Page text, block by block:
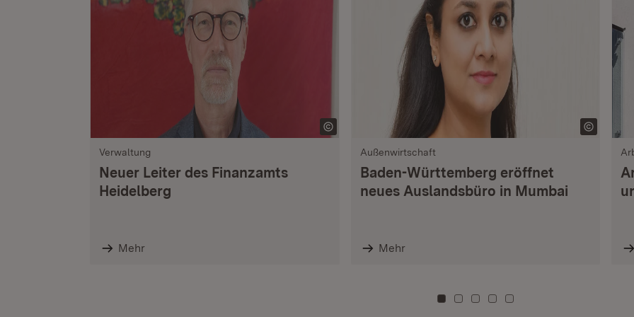
Verwaltung
Neuer Leiter des Finanzamts
Heidelberg
Mehr
Außenwirtschaft
Baden-Württemberg eröffnet
neues Auslandsbüro in Mumbai
Mehr
Zu Kachel: 0
Zu Kachel: 3
Zu Kachel: 6
Zu Kachel: 9
Zu Kachel: 12